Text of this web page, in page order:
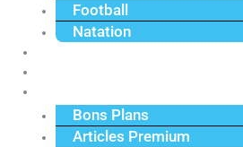
Football
Natation
Bons Plans
Articles Premium